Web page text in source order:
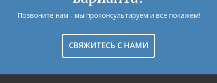
Позвоните нам - мы проконсультируем и все покажем!
СВЯЖИТЕСЬ С НАМИ